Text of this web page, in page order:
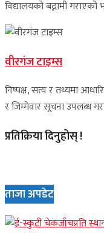
विद्यालयको बद्नामी गराएको
वीरगंज टाइम्स
निष्पक्ष, सत्य र तथ्यमा
र जिम्मेवार सूचना उपलब्ध
प्रतिक्रिया दिनुहोस् !
ताजा अपडेट